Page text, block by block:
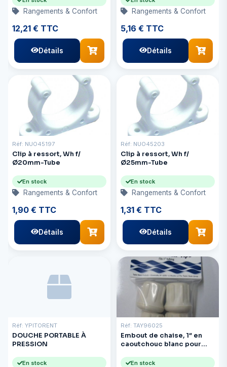
Rangements & Confort
12,21 € TTC
Détails
Rangements & Confort
5,16 € TTC
Détails
Réf: NUO45197
Clip à ressort, Wh f/
Ø20mm-Tube
En stock
Rangements & Confort
1,90 € TTC
Détails
Réf: NUO45203
Clip à ressort, Wh f/
Ø25mm-Tube
En stock
Rangements & Confort
1,31 € TTC
Détails
Réf: YPITORENT
DOUCHE PORTABLE À
PRESSION
En stock
Réf: TAY96025
Embout de chaise, 1″ en
caoutchouc blanc pour
En stock